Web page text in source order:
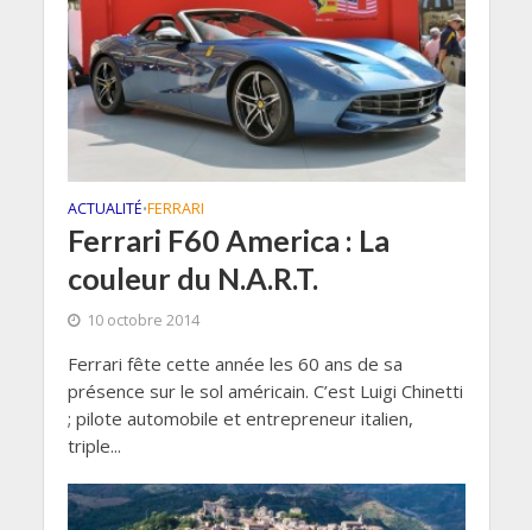
ACTUALITÉ•FERRARI
Ferrari F60 America : La
couleur du N.A.R.T.
10 octobre 2014
Ferrari fête cette année les 60 ans de sa
présence sur le sol américain. C’est Luigi Chinetti
; pilote automobile et entrepreneur italien,
triple...